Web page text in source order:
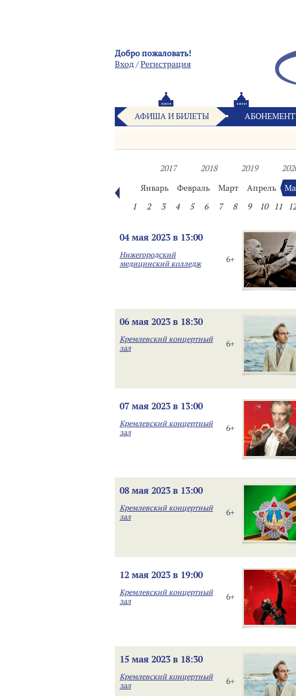
Добро пожаловать!
Вход/Pегистрация
АФИША И БИЛЕТЫ
2017 2018 2019
Январь
Февраль Март Апрель
1
2 3 4 5 6 7 8 9 10 11 12
04 мая 2023 в 13:00
6+
Нижегородский
медицинский колледж
06 мая 2023 в 18:30
6+
Кремлевский концертный
зал
07 мая 2023 в 13:00
6+
Кремлевский концертный
зал
08 мая 2023 в 13:00
6+
Кремлевский концертный
зал
12 мая 2023 в 19:00
6+
Кремлевский концертный
зал
15 мая 2023 в 18:30
6+
Кремлевский концертный
зал